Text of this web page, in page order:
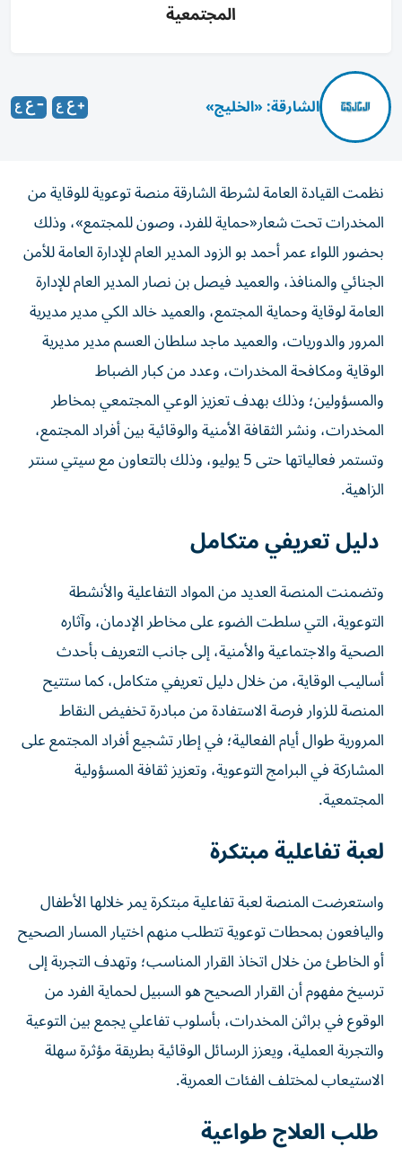
المجتمعية
الشارقة: «الخليج»
نظمت القيادة العامة لشرطة الشارقة منصة توعوية للوقاية من
المخدرات تحت شعار«حماية للفرد، وصون للمجتمع»، وذلك
بحضور اللواء عمر أحمد بو الزود المدير العام للإدارة العامة للأمن
الجنائي والمنافذ، والعميد فيصل بن نصار المدير العام للإدارة
العامة لوقاية وحماية المجتمع، والعميد خالد الكي مدير مديرية
المرور والدوريات، والعميد ماجد سلطان العسم مدير مديرية
الوقاية ومكافحة المخدرات، وعدد من كبار الضباط
والمسؤولين؛ وذلك بهدف تعزيز الوعي المجتمعي بمخاطر
المخدرات، ونشر الثقافة الأمنية والوقائية بين أفراد المجتمع،
وتستمر فعالياتها حتى 5 يوليو، وذلك بالتعاون مع سيتي سنتر
الزاهية.
دليل تعريفي متكامل
وتضمنت المنصة العديد من المواد التفاعلية والأنشطة
التوعوية، التي سلطت الضوء على مخاطر الإدمان، وآثاره
الصحية والاجتماعية والأمنية، إلى جانب التعريف بأحدث
أساليب الوقاية، من خلال دليل تعريفي متكامل، كما ستتيح
المنصة للزوار فرصة الاستفادة من مبادرة تخفيض النقاط
المرورية طوال أيام الفعالية؛ في إطار تشجيع أفراد المجتمع على
المشاركة في البرامج التوعوية، وتعزيز ثقافة المسؤولية
المجتمعية.
لعبة تفاعلية مبتكرة
واستعرضت المنصة لعبة تفاعلية مبتكرة يمر خلالها الأطفال
واليافعون بمحطات توعوية تتطلب منهم اختيار المسار الصحيح
أو الخاطئ من خلال اتخاذ القرار المناسب؛ وتهدف التجربة إلى
ترسيخ مفهوم أن القرار الصحيح هو السبيل لحماية الفرد من
الوقوع في براثن المخدرات، بأسلوب تفاعلي يجمع بين التوعية
والتجربة العملية، ويعزز الرسائل الوقائية بطريقة مؤثرة سهلة
الاستيعاب لمختلف الفئات العمرية.
طلب العلاج طواعية